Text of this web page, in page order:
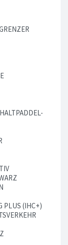
PLUS (IHC+)